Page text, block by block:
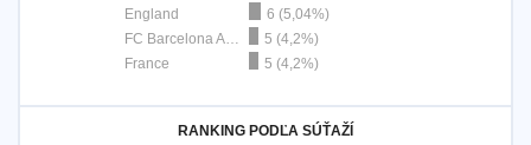
England
6 (5,04%)
FC Barcelona Academy
5 (4,2%)
France
5 (4,2%)
RANKING PODĽA SÚŤAŽÍ